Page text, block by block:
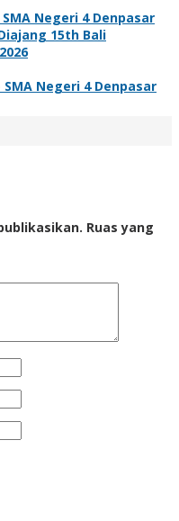
Negeri 4 Denpasar
15th Bali
Negeri 4 Denpasar
Ruas yang